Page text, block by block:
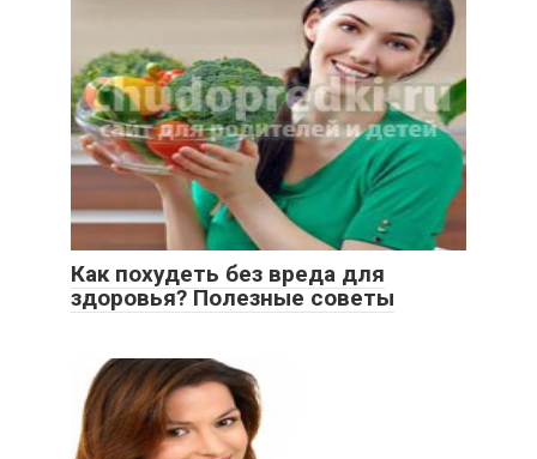
Как похудеть без вреда для
здоровья? Полезные советы